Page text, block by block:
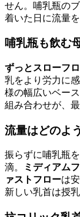
せん。哺乳瓶の
着いた日に流量
哺乳瓶も飲む
ずっとスローフ
乳をより労力に
様の幅広いベー
組み合わせが、
流量はどのよ
振らずに哺乳瓶
滴。
ミディアム
ァストフローは
新しい乳首は授